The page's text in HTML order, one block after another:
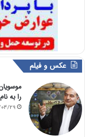
عکس و فیلم
را به
29